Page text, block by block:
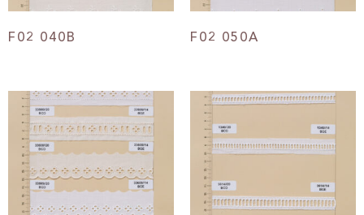
F02 040B F02 050A